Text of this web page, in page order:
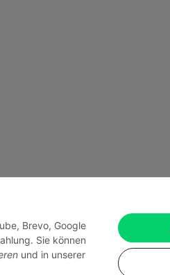
Brevo, Google
Sie können
und in unserer